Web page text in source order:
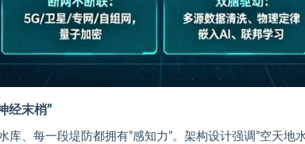
经末梢”
、每一段堤防都拥有”感知力”。架构设计强调”空天地